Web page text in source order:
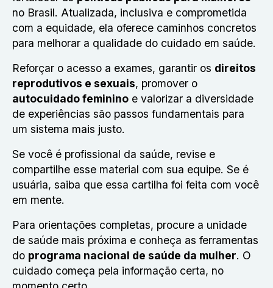
no Brasil. Atualizada, inclusiva e comprometida
com a equidade, ela oferece caminhos concretos
para melhorar a qualidade do cuidado em saúde.
Reforçar o acesso a exames, garantir os direitos
reprodutivos e sexuais, promover o
autocuidado feminino e valorizar a diversidade
de experiências são passos fundamentais para
um sistema mais justo.
Se você é profissional da saúde, revise e
compartilhe esse material com sua equipe. Se é
usuária, saiba que essa cartilha foi feita com você
em mente.
Para orientações completas, procure a unidade
de saúde mais próxima e conheça as ferramentas
do programa nacional de saúde da mulher. O
cuidado começa pela informação certa, no